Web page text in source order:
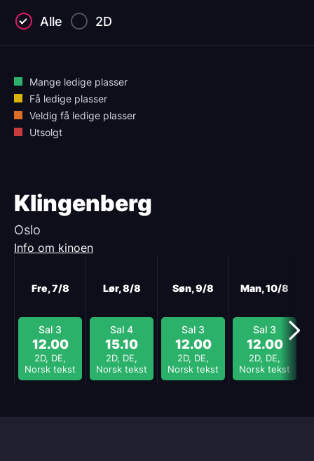
Alle 2D
Klingenberg
Oslo
Info om kinoen
Fre, 7/8
Sal 3
12.00
2D, DE,
Norsk tekst
Lør, 8/8
Sal 4
15.10
2D, DE,
Norsk tekst
Søn, 9/8
Sal 3
12.00
2D, DE,
Norsk tekst
Man, 10/8
Sal 3
12.00
2D, DE,
Norsk tekst
Mange ledige plasser
Få ledige plasser
Veldig få ledige plasser
Utsolgt